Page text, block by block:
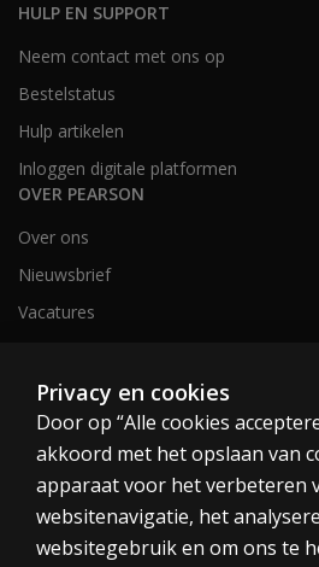
HULP EN SUPPORT
Neem contact met ons op
Bestelstatus
Hulp artikelen
Inloggen digitale platformen
OVER PEARSON
Over ons
Nieuwsbrief
Vacatures
Nederland en België
Cookies
Privacy en cookies
Door op “Alle cookies
akkoord met het opslaan van
apparaat voor het verbeteren
websitenavigatie, het
websitegebruik en om ons te